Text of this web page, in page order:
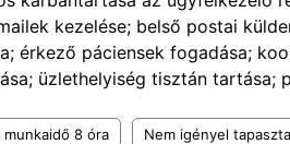
kezelése; belső postai
érkező páciensek fogadása;
üzlethelyiség tisztán tartása;
munkaidő 8 óra Nem igényel